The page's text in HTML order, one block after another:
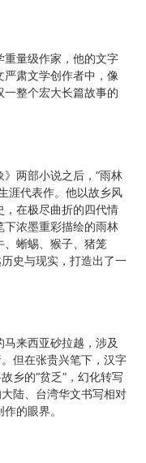
重量级作家，他的文字
肃文学创作者中，像
整个宏大长篇故事的
》两部小说之后，“雨林
涯代表作。他以故乡风
，在极尽曲折的四代情
下浓墨重彩描绘的雨林
、蜥蜴、猴子、猪笼
史与现实，打造出了一
马来西亚砂拉越，涉及
但在张贵兴笔下，汉字
乡的“贫乏”，幻化转写
陆、台湾华文书写相对
的眼界。